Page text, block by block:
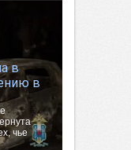
в
в
чье